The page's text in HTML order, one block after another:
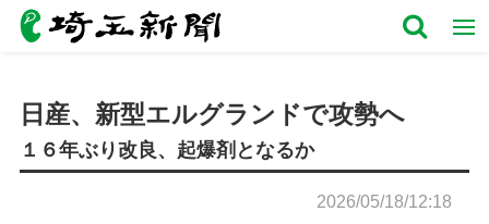
日産、新型エルグランドで攻勢へ
１６年ぶり改良、起爆剤となるか
2026/05/18/12:18